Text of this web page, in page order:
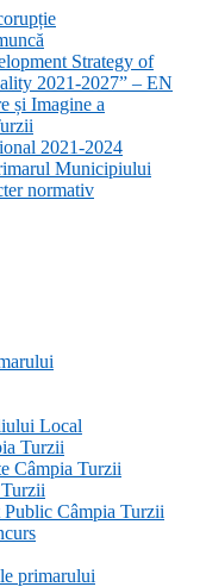
Strategy of
2021-2027” – EN
și Imagine a
2021-2024
Municipiului
normativ
Local
Turzii
Câmpia Turzii
Public Câmpia Turzii
primarului